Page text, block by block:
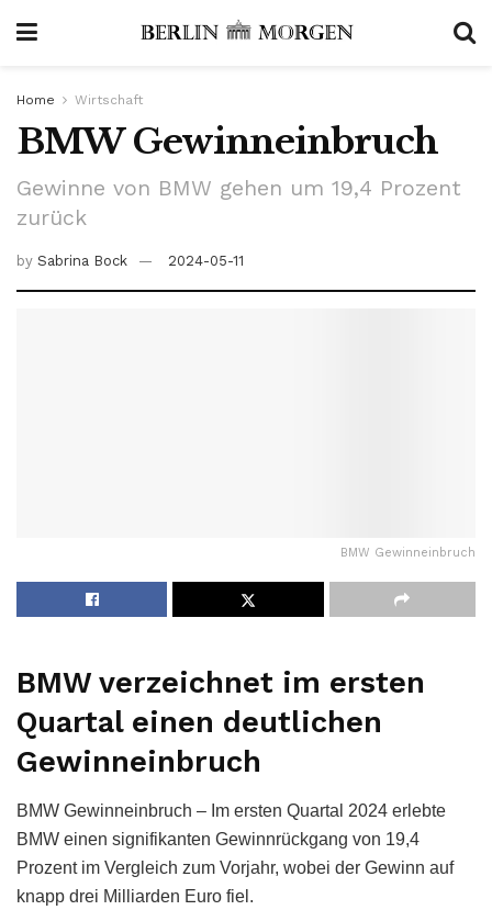
Home Wirtschaft
BMW Gewinneinbruch
Gewinne von BMW gehen um 19,4 Prozent
zurück
by Sabrina Bock 2024-05-11
BMW Gewinneinbruch
BMW verzeichnet im ersten
Quartal einen deutlichen
Gewinneinbruch
BMW Gewinneinbruch – Im ersten Quartal 2024 erlebte
BMW einen signifikanten Gewinnrückgang von 19,4
Prozent im Vergleich zum Vorjahr, wobei der Gewinn auf
knapp drei Milliarden Euro fiel.